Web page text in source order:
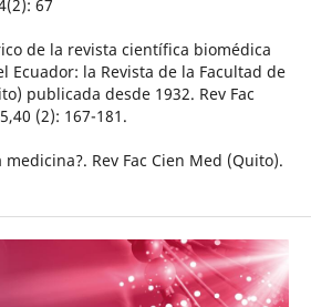
67
de la revista científica biomédica
Ecuador: la Revista de la Facultad de
publicada desde 1932. Rev Fac
(2): 167-181.
Rev Fac Cien Med (Quito).